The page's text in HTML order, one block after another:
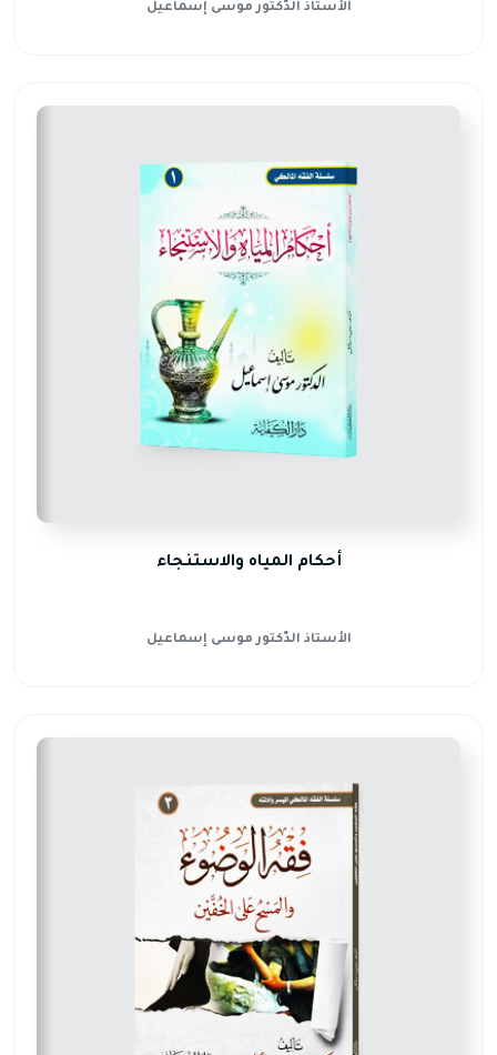
الأستاذ الدّكتور موسى إسماعيل
أحكام المياه والاستنجاء
الأستاذ الدّكتور موسى إسماعيل